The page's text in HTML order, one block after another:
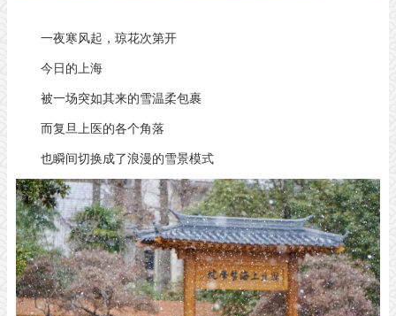
一夜寒风起，琼花次第开
今日的上海
被一场突如其来的雪温柔包裹
而复旦上医的各个角落
也瞬间切换成了浪漫的雪景模式